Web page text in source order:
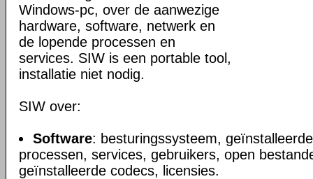
Windows-pc, over de aanwezige
hardware, software, netwerk en
de lopende processen en
services. SIW is een portable tool,
installatie niet nodig.
SIW over:
Software: besturingssysteem,
processen, services, gebruikers, open
geïnstalleerde codecs, licensies.